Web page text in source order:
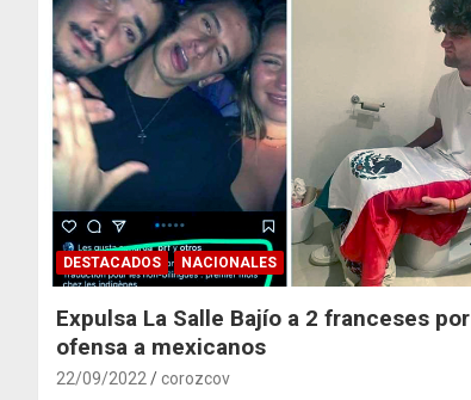
DESTACADOS NACIONALES
Expulsa La Salle Bajío a 2 franceses por
ofensa a mexicanos
22/09/2022 corozcov